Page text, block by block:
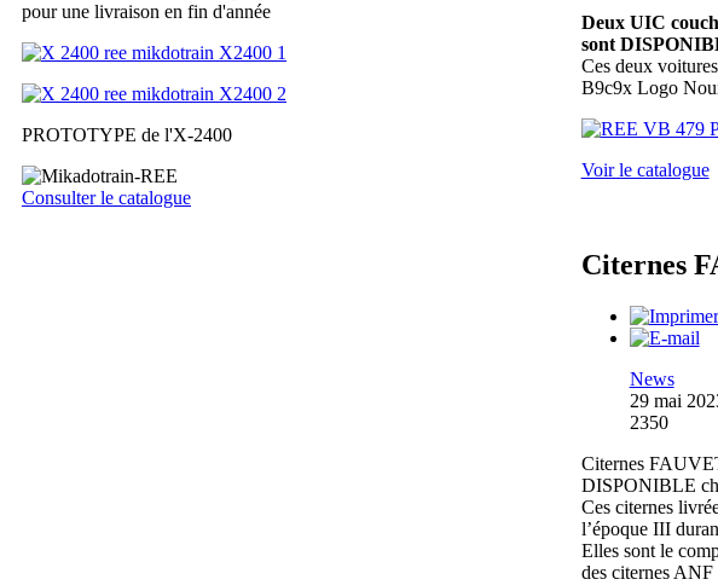
pour une livraison en fin d'année
PROTOTYPE de l'X-2400
Consulter le catalogue
Deux UIC
sont
Ces deux
B9c9x Logo
Voir le catalogue
Citernes
News
29 mai
2350
Citernes
DISPONIBLE
Ces citernes
l’époque III
Elles sont le
des citernes ANF